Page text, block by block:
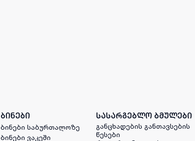
ბინები
ბინები საბურთალოზე
ბინები ვაკეში
სასარგებლო ბმულები
განცხადების განთავსების
წესები